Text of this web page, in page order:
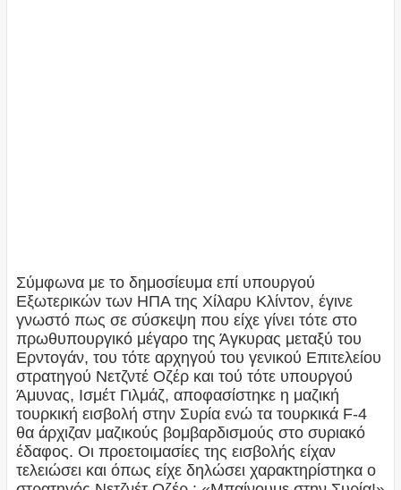
Σύμφωνα με το δημοσίευμα επί υπουργού
Εξωτερικών των ΗΠΑ της Χίλαρυ Κλίντον, έγινε
γνωστό πως σε σύσκεψη που είχε γίνει τότε στο
πρωθυπουργικό μέγαρο της Άγκυρας μεταξύ του
Ερντογάν, του τότε αρχηγού του γενικού Επιτελείου
στρατηγού Νετζντέ Οζέρ και τού τότε υπουργού
Άμυνας, Ισμέτ Γιλμάζ, αποφασίστηκε η μαζική
τουρκική εισβολή στην Συρία ενώ τα τουρκικά F-4
θα άρχιζαν μαζικούς βομβαρδισμούς στο συριακό
έδαφος. Οι προετοιμασίες της εισβολής είχαν
τελειώσει και όπως είχε δηλώσει χαρακτηρίστηκα ο